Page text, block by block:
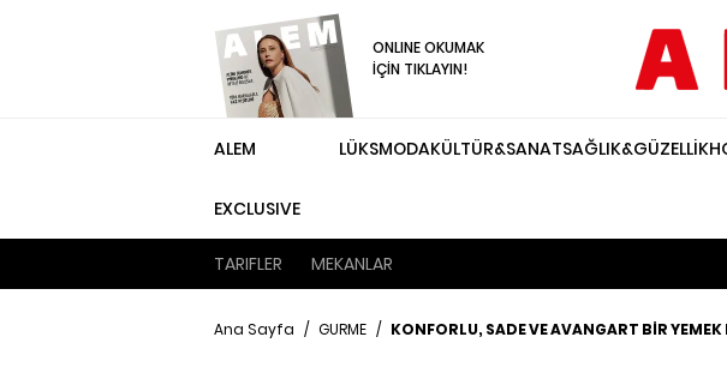
ONLINE OKUMAK
İÇİN TIKLAYIN!
ALEM
EXCLUSIVE
LÜKSMODAKÜLTÜR&SANATSAĞLIK&GÜZELLİK
TARIFLER MEKANLAR
Ana Sayfa / GURME / KONFORLU, SADE VE AVANGART BİR YEMEK